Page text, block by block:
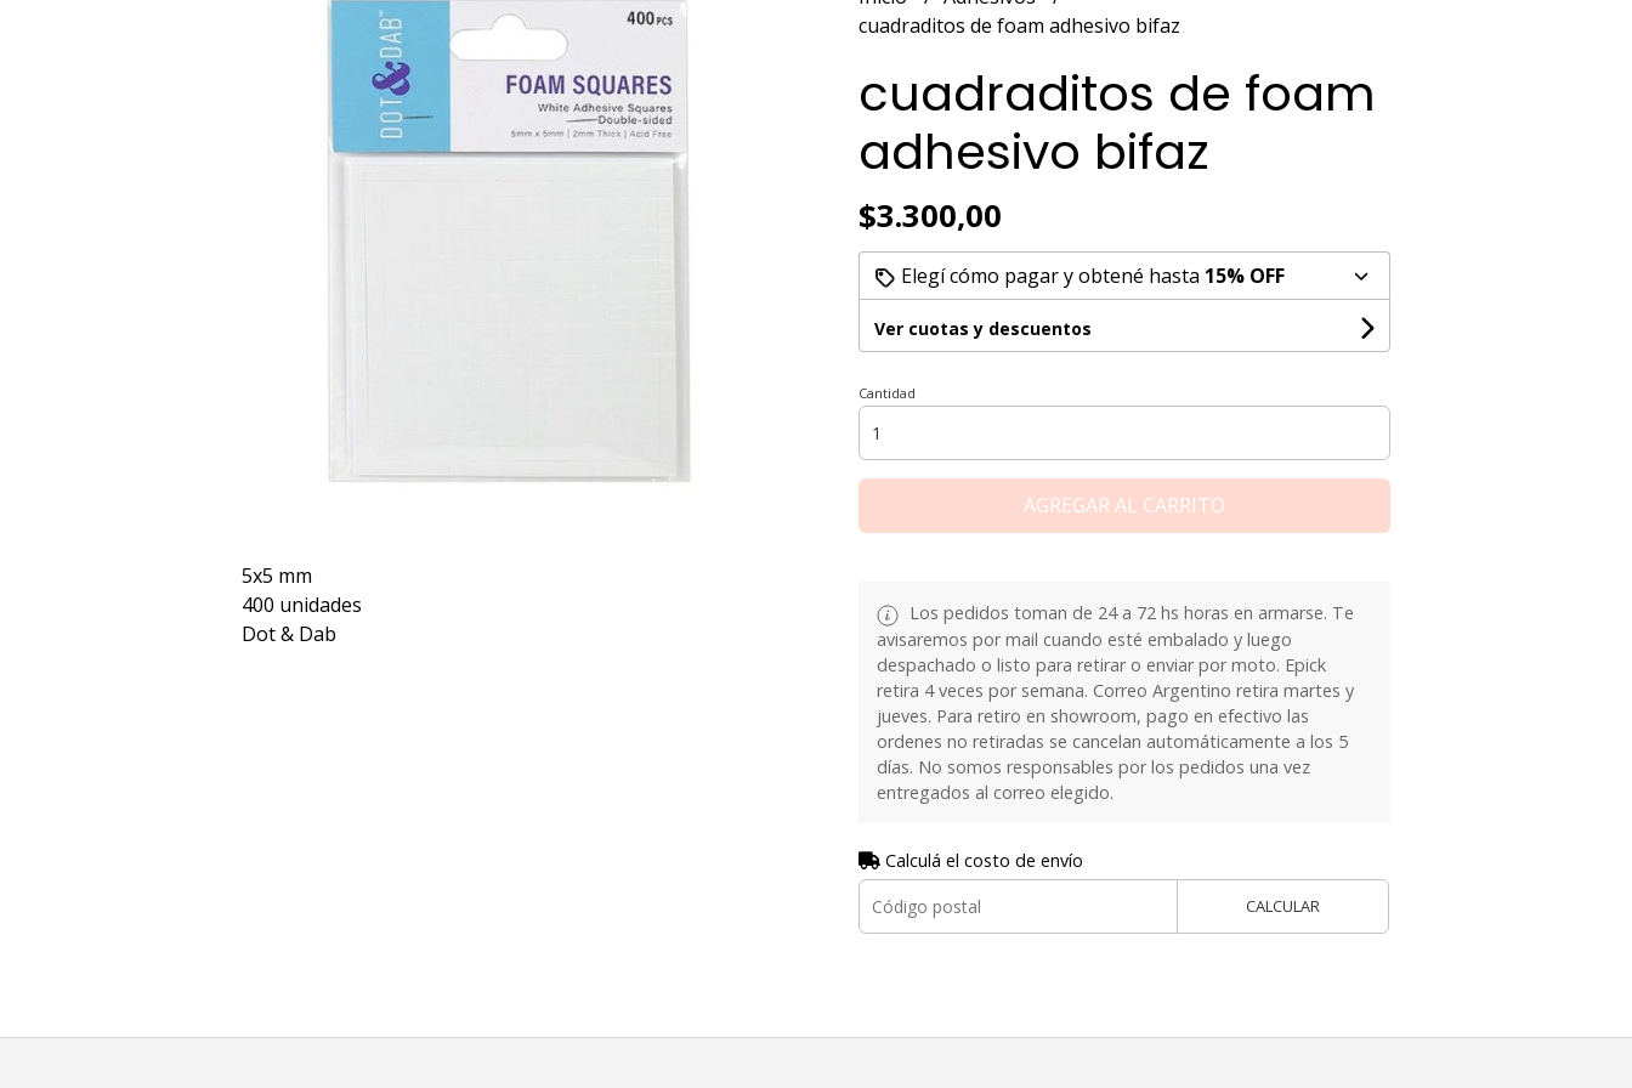
5x5 mm
400 unidades
Dot & Dab
cuadraditos de foam adhesivo bifaz
cuadraditos de foam
adhesivo bifaz
$3.300,00
Elegí cómo pagar y obtené hasta 15% OFF
Ver cuotas y descuentos
Cantidad
AGREGAR AL CARRITO
Los pedidos toman de 24 a 72 hs horas en armarse. Te
avisaremos por mail cuando esté embalado y luego
despachado o listo para retirar o enviar por moto. Epick
retira 4 veces por semana. Correo Argentino retira martes y
jueves. Para retiro en showroom, pago en efectivo las
ordenes no retiradas se cancelan automáticamente a los 5
días. No somos responsables por los pedidos una vez
entregados al correo elegido.
Calculá el costo de envío
CALCULAR